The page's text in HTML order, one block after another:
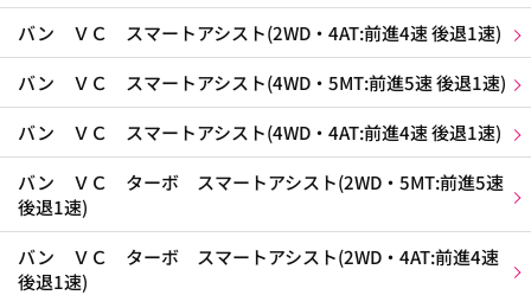
バン ＶＣ スマートアシスト(2WD・4AT:前進4速 後退1速)
バン ＶＣ スマートアシスト(4WD・5MT:前進5速 後退1速)
バン ＶＣ スマートアシスト(4WD・4AT:前進4速 後退1速)
バン ＶＣ ターボ スマートアシスト(2WD・5MT:前進5速
後退1速)
バン ＶＣ ターボ スマートアシスト(2WD・4AT:前進4速
後退1速)